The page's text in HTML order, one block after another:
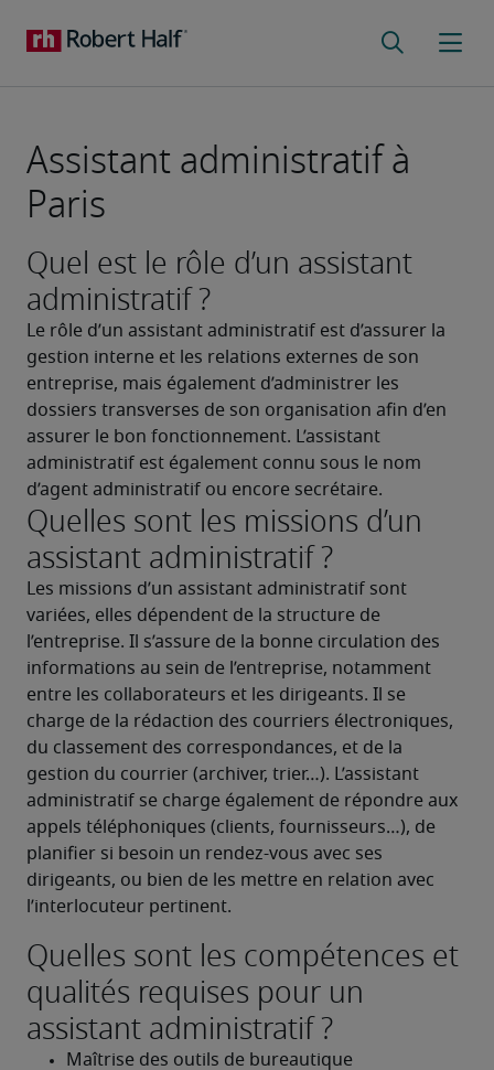
Assistant administratif à
Paris
Quel est le rôle d’un assistant
administratif ?
Le rôle d’un assistant administratif est d’assurer la
gestion interne et les relations externes de son
entreprise, mais également d’administrer les
dossiers transverses de son organisation afin d’en
assurer le bon fonctionnement. L’assistant
administratif est également connu sous le nom
d’agent administratif ou encore secrétaire.
Quelles sont les missions d’un
assistant administratif ?
Les missions d’un assistant administratif sont
variées, elles dépendent de la structure de
l’entreprise. Il s’assure de la bonne circulation des
informations au sein de l’entreprise, notamment
entre les collaborateurs et les dirigeants. Il se
charge de la rédaction des courriers électroniques,
du classement des correspondances, et de la
gestion du courrier (archiver, trier…). L’assistant
administratif se charge également de répondre aux
appels téléphoniques (clients, fournisseurs…), de
planifier si besoin un rendez-vous avec ses
dirigeants, ou bien de les mettre en relation avec
l’interlocuteur pertinent.
Quelles sont les compétences et
qualités requises pour un
assistant administratif ?
Maîtrise des outils de bureautique